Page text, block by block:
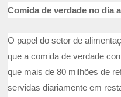
Comida de verdade no dia
O papel do setor de
que a comida de verdade
que mais de 80 milhões de
servidas diariamente em